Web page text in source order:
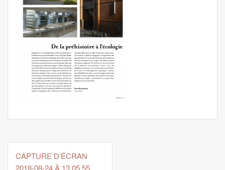
Navigation
l’article
CAPTURE D’ÉCRAN
2018-08-24 À 13.05.55